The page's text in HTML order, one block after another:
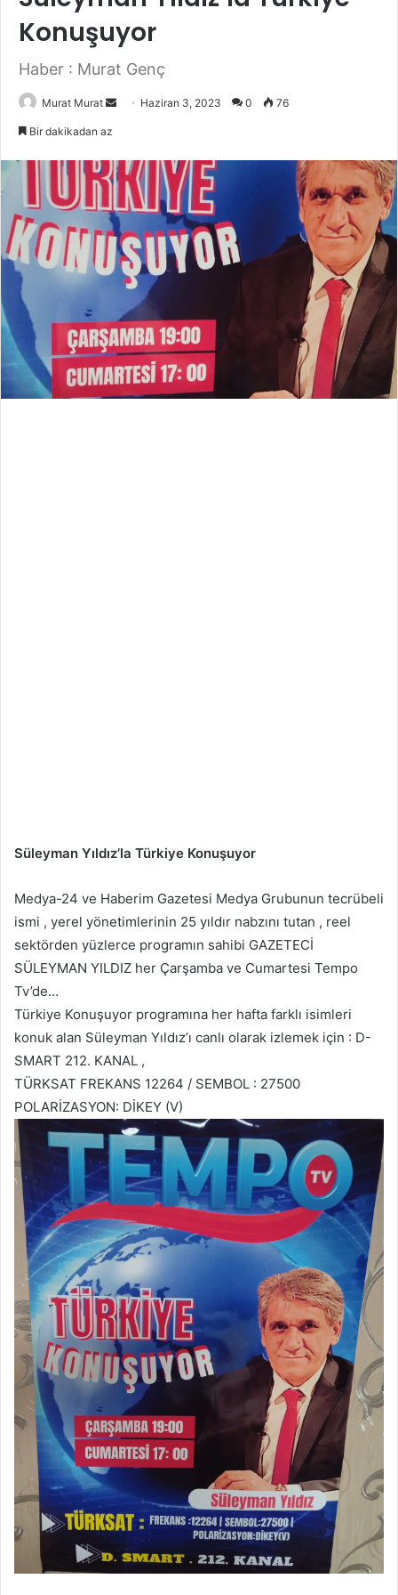
Konuşuyor
Haber : Murat Genç
Murat Murat
e
p
o
s
g
ö
n
d
e
Haziran 3, 2023 0 76
Bir dakikadan az
Süleyman Yıldız’la Türkiye Konuşuyor
Medya-24 ve Haberim Gazetesi Medya Grubunun tecrübeli
ismi , yerel yönetimlerinin 25 yıldır nabzını tutan , reel
sektörden yüzlerce programın sahibi GAZETECİ
SÜLEYMAN YILDIZ her Çarşamba ve Cumartesi Tempo
Tv’de…
Türkiye Konuşuyor programına her hafta farklı isimleri
konuk alan Süleyman Yıldız’ı canlı olarak izlemek için : D-
SMART 212. KANAL ,
TÜRKSAT FREKANS 12264 / SEMBOL : 27500
POLARİZASYON: DİKEY (V)